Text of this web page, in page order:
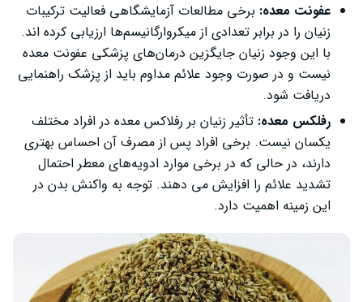
عفونت معده: برخی مطالعات آزمایشگاهی فعالیت ترکیبات
زنیان را در برابر تعدادی از میکروارگانیسم‌ها ارزیابی کرده‌ اند.
با این وجود زنیان جایگزین درمان‌های پزشکی عفونت معده
نیست و در صورت وجود علائم مداوم باید از پزشک راهنمایی
دریافت شود.
رفلکس معده: تأثیر زنیان بر رفلاکس معده در افراد مختلف
یکسان نیست. برخی افراد پس از مصرف آن احساس بهتری
دارند، در حالی که در برخی موارد ادویه‌های معطر احتمال
تشدید علائم را افزایش می ‌دهند. توجه به واکنش بدن در
این زمینه اهمیت دارد.